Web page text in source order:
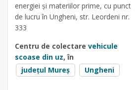
energiei și materiilor prime, cu punct
de lucru în Ungheni, str. Leordeni nr.
333
Centru de colectare vehicule
scoase din uz, în
județul Mureș
Ungheni